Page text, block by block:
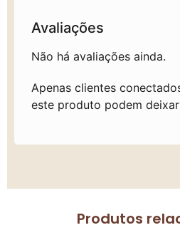
Avaliações
Não há avaliações ainda.
Apenas clientes
este produto podem
Produtos